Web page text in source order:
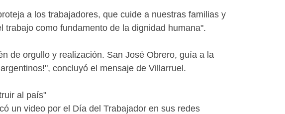
a los trabajadores, que cuide a nuestras familias y
como fundamento de la dignidad humana".
de orgullo y realización. San José Obrero, guía a la
concluyó el mensaje de Villarruel.
al país"
un video por el Día del Trabajador en sus redes